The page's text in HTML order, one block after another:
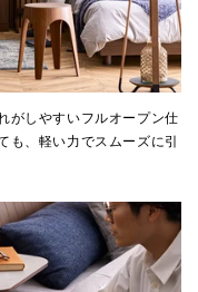
がしやすいフルオープン仕
も、軽い力でスムーズに引